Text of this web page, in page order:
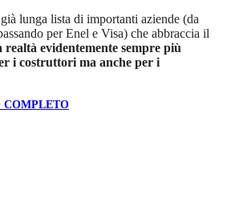
lunga lista di importanti aziende (da
per Enel e Visa) che abbraccia il
evidentemente sempre più
i costruttori ma anche per i